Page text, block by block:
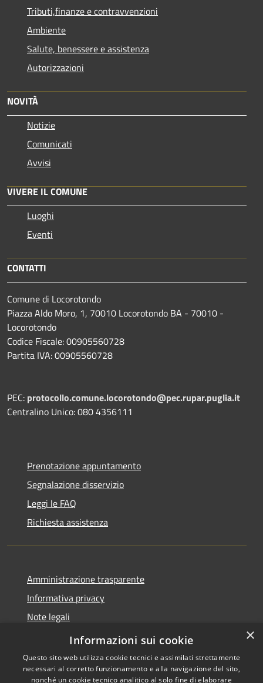
Tributi,finanze e contravvenzioni
Ambiente
Salute, benessere e assistenza
Autorizzazioni
NOVITÀ
Notizie
Comunicati
Avvisi
VIVERE IL COMUNE
Luoghi
Eventi
CONTATTI
Comune di Locorotondo
Piazza Aldo Moro, 1, 70010 Locorotondo BA - 70010 -
Locorotondo
Codice Fiscale: 00905560728
Partita IVA: 00905560728
PEC: protocollo.comune.locorotondo@pec.rupar.puglia.it
Centralino Unico: 080 4356111
Prenotazione appuntamento
Segnalazione disservizio
Leggi le FAQ
Richiesta assistenza
Amministrazione trasparente
Informativa privacy
Note legali
Dichiarazione di accessibilità
×
Informazioni sui cookie
Questo sito web utilizza cookie tecnici e assimilati strettamente
necessari al corretto funzionamento e alla navigazione del sito,
nonché un cookie tecnico analitico al solo fine di elaborare